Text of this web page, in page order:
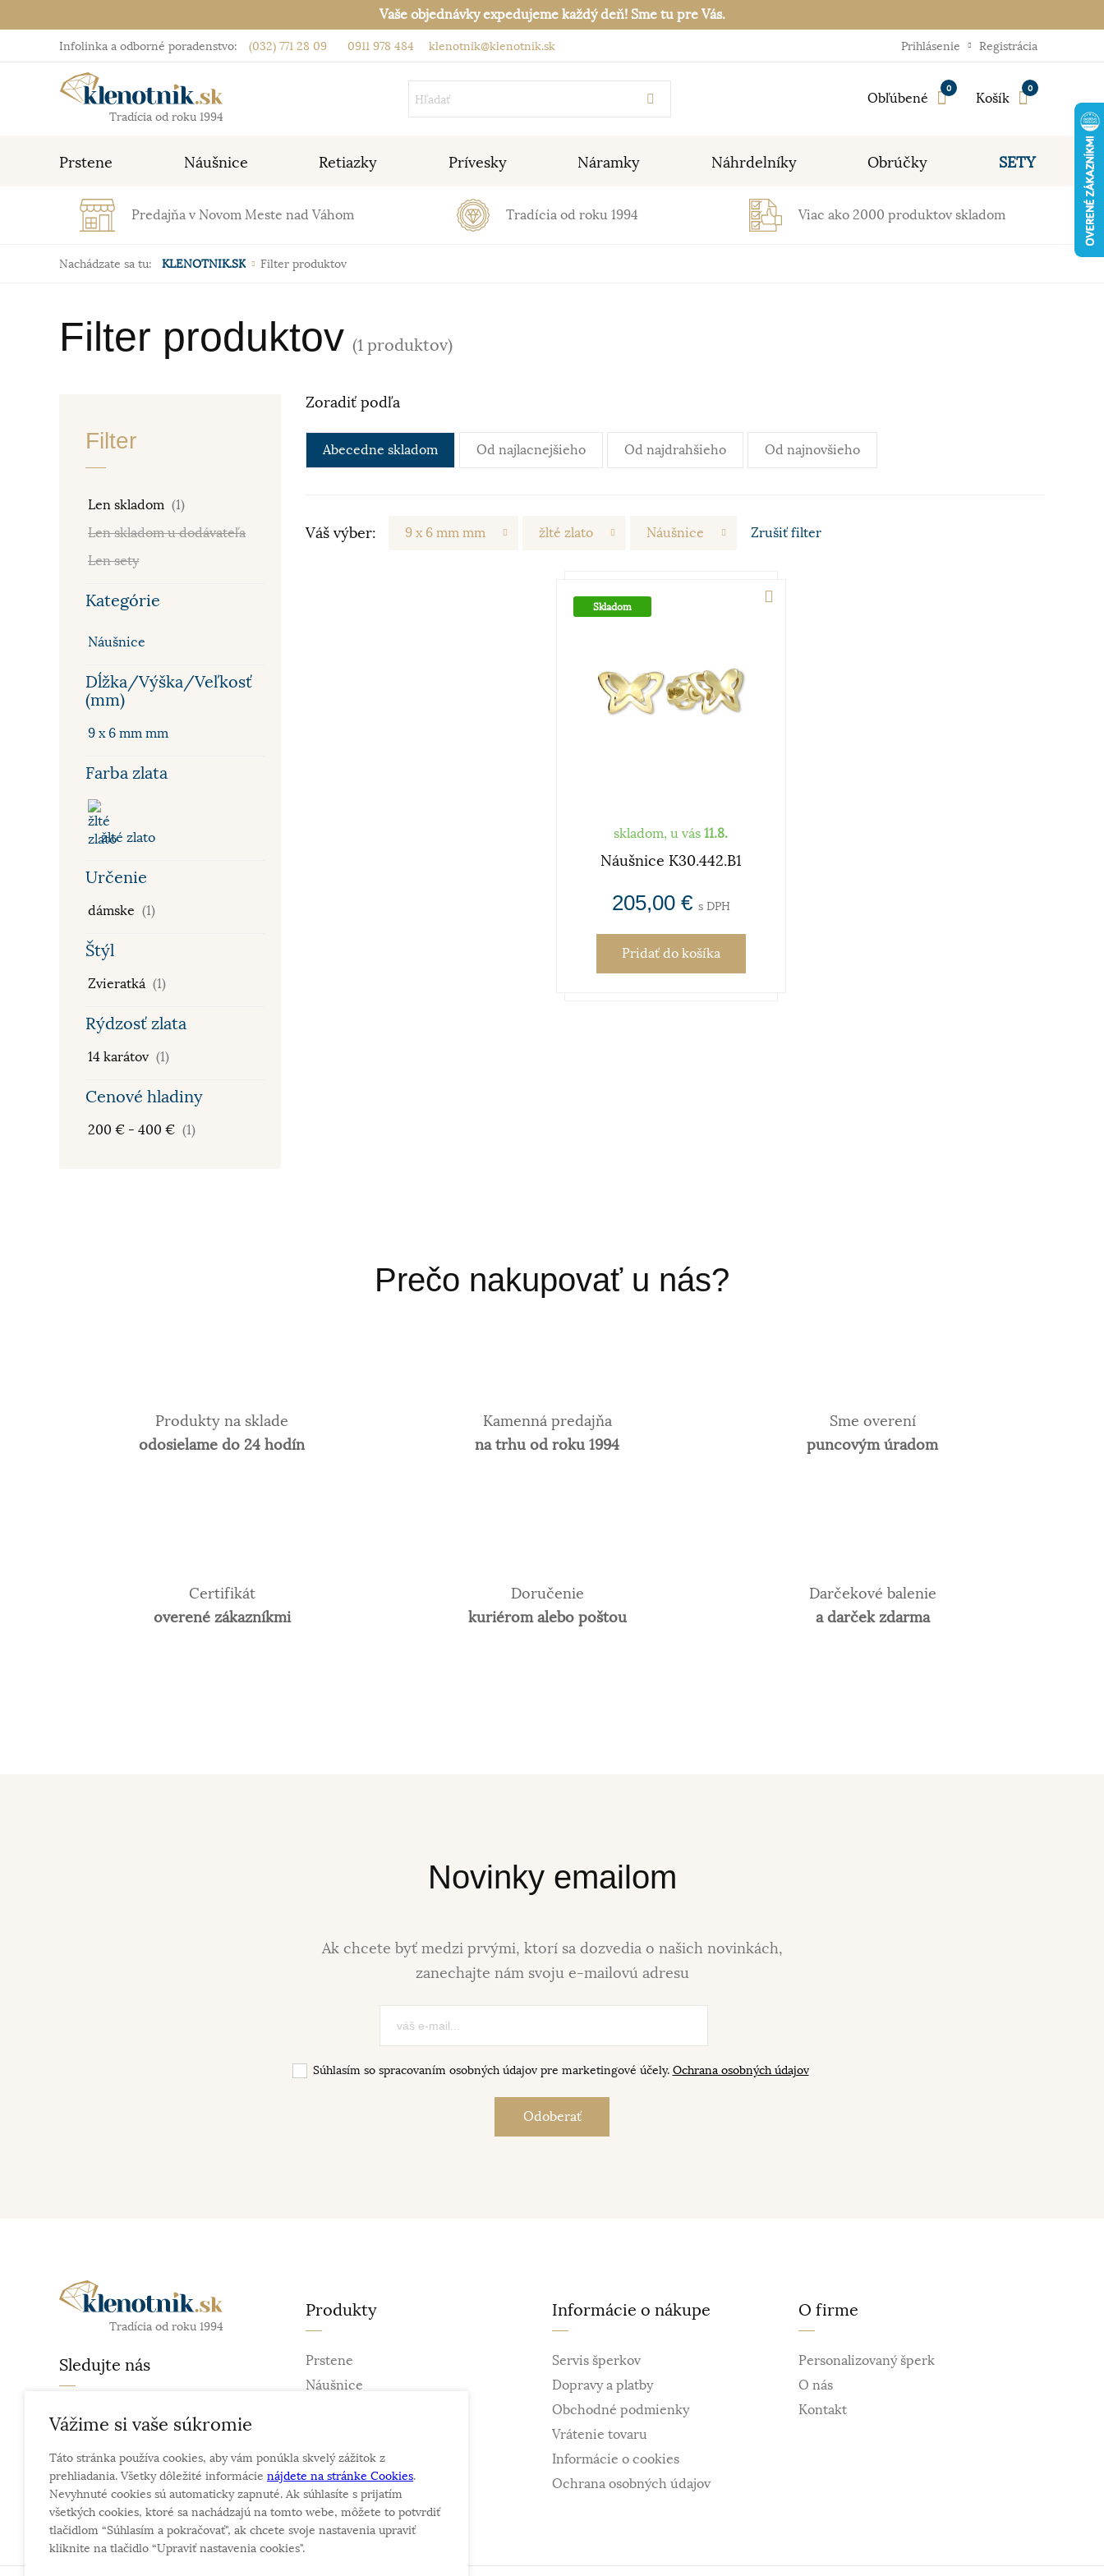
Vaše objednávky expedujeme každý deň! Sme tu pre Vás.
Infolinka a odborné poradenstvo: (032) 771 28 09 0911 978 484 klenotnik@klenotnik.sk Prihlásenie Registrácia
Tradícia od roku 1994
Obľúbené
0
Košík
0
Prstene Náušnice Retiazky Prívesky Náramky Náhrdelníky Obrúčky SETY
Predajňa v Novom Meste nad Váhom Tradícia od roku 1994 Viac ako 2000 produktov skladom
Nachádzate sa tu: KLENOTNIK.SK Filter produktov
Filter produktov (1 produktov)
Filter
Len skladom (1)
Len skladom u dodávateľa
Len sety
Kategórie
Náušnice
Dĺžka/Výška/Veľkosť
(mm)
9 x 6 mm mm
Farba zlata
žlté zlato
Určenie
dámske (1)
Štýl
Zvieratká (1)
Rýdzosť zlata
14 karátov (1)
Cenové hladiny
200 € - 400 € (1)
Zoradiť podľa
Abecedne skladom Od najlacnejšieho Od najdrahšieho Od najnovšieho
Váš výber: 9 x 6 mm mm žlté zlato Náušnice Zrušiť filter
Skladom
skladom, u vás11.8.
Náušnice K30.442.B1
205,00 € s DPH
Pridaťdo košíka
Prečo nakupovať u nás?
Produkty na sklade
odosielame do 24 hodín
Kamenná predajňa
na trhu od roku 1994
Sme overení
puncovým úradom
Certifikát
overené zákazníkmi
Doručenie
kuriérom alebo poštou
Darčekové balenie
a darček zdarma
Novinky emailom
Ak chcete byť medzi prvými, ktorí sa dozvedia o našich novinkách,
zanechajte nám svoju e-mailovú adresu
Súhlasím so spracovaním osobných údajov pre marketingové účely. Ochrana osobných údajov
Tradícia od roku 1994
Sledujte nás
facebook
Produkty
Prstene
Náušnice
Náramky
Náhrdelníky
Obrúčky
Informácie o nákupe
Servis šperkov
Dopravy a platby
Obchodné podmienky
Vrátenie tovaru
Informácie o cookies
Ochrana osobných údajov
O firme
Personalizovaný šperk
O nás
Kontakt
Vážime si vaše súkromie
Táto stránka používa cookies, aby vám ponúkla skvelý zážitok z
prehliadania. Všetky dôležité informácie nájdete na stránke Cookies.
Nevyhnuté cookies sú automaticky zapnuté. Ak súhlasíte s prijatím
všetkých cookies, ktoré sa nachádzajú na tomto webe, môžete to potvrdiť
tlačidlom “Súhlasím a pokračovať", ak chcete svoje nastavenia upraviť
kliknite na tlačidlo “Upraviť nastavenia cookies".